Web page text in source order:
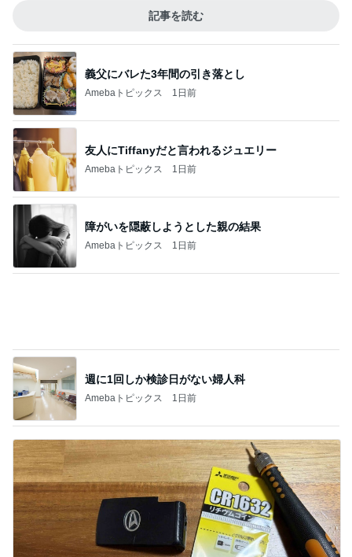
Amebaトピックス 1日前
友人にTiffanyだと言われるジュエリー
Amebaトピックス 1日前
障がいを隠蔽しようとした親の結果
Amebaトピックス 1日前
スーパーの駐車場で鳴り響く警告音